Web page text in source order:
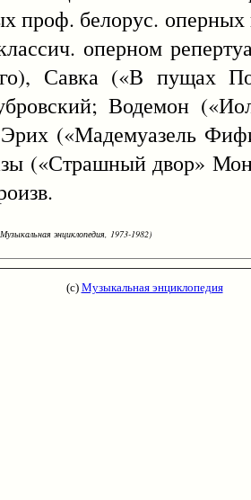
проф. белорус. оперных
оперном
Савка («В пущах
Водемон
(«Мадемуазель
(«Страшный двор»
энциклопедия, 1973-1982)
(с) Музыкальная энциклопедия